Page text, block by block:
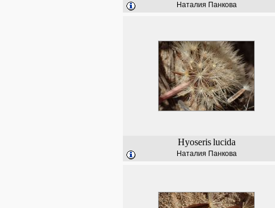
Наталия Панкова
Hyoseris lucida
Наталия Панкова